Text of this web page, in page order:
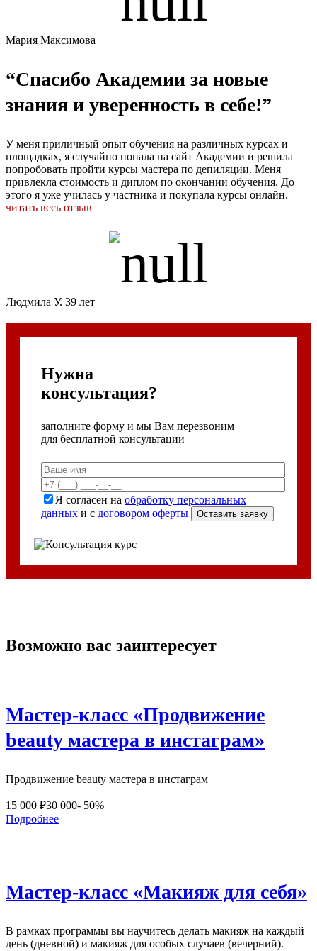
Мария Максимова
“Спасибо Академии за новые
знания и уверенность в себе!”
У меня приличный опыт обучения на различных курсах и
площадках, я случайно попала на сайт Академии и решила
попробовать пройти курсы мастера по депиляции. Меня
привлекла стоимость и диплом по окончании обучения. До
этого я уже училась у частника и покупала курсы онлайн.
читать весь отзыв
Людмила У. 39 лет
Нужна
консультация?
заполните форму и мы Вам перезвоним
для бесплатной консультации
Я согласен на обработку персональных
данных и с договором оферты
Возможно вас заинтересует
Мастер-класс «Продвижение
beauty мастера в инстаграм»
Продвижение beauty мастера в инстаграм
15 000 ₽30 000- 50%
Подробнее
Мастер-класс «Макияж для себя»
В рамках программы вы научитесь делать макияж на каждый
день (дневной) и макияж для особых случаев (вечерний).